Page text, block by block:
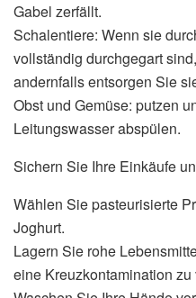
Gabel zerfällt.
Schalentiere: Wenn sie
vollständig durchgegart
andernfalls entsorgen Sie
Obst und Gemüse: putzen
Leitungswasser abspülen.
Sichern Sie Ihre Einkäufe
Wählen Sie pasteurisierte
Joghurt.
Lagern Sie rohe
eine Kreuzkontamination zu